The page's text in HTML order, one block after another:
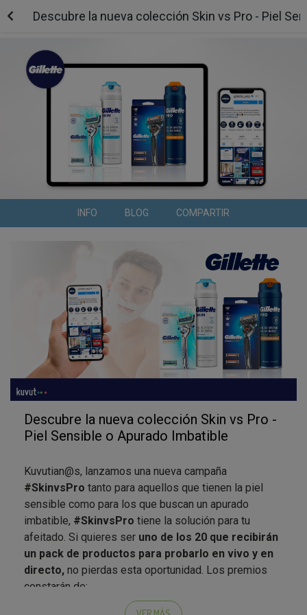
Descubre la nueva colección Skin vs Pro - Piel
INFO BLOG COMPARTIR
Descubre la nueva colección Skin vs Pro -
Piel Sensible o Apurado Imbatible
Kuvutian@s, lanzamos una nueva campaña
#SkinvsPro tanto para aquellos que tienen la piel
sensible como para los que buscan un apurado
imbatible, #SkinvsPro tiene la solución para tu
afeitado. Si quieres ser uno de los 20 que recibirán
un pack de productos para probarlo en vivo y en
directo, no pierdas esta oportunidad. Los premios
constarán de: